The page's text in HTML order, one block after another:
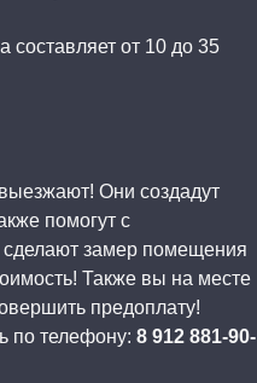
составляет от 10 до 35
Они создадут
помогут с
замер помещения
Также вы на месте
предоплату!
по телефону: 8 912 881-90-